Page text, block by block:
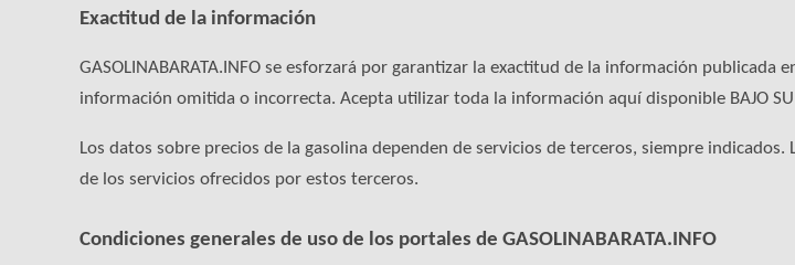
Exactitud de la información
GASOLINABARATA.INFO se esforzará por garantizar la exactitud de la información
información omitida o incorrecta. Acepta utilizar toda la información aquí disponible BAJO SU
Los datos sobre precios de la gasolina dependen de servicios de terceros, siempre
de los servicios ofrecidos por estos terceros.
Condiciones generales de uso de los portales de GASOLINABARATA.INFO